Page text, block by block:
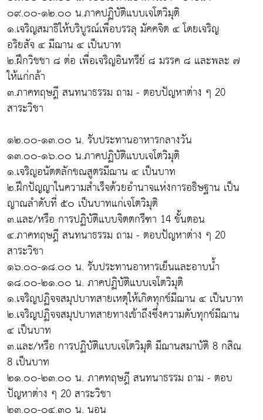
๐๙.๐๐-๑๒.๐๐ น.ภาคปฏิบัติแบบเจโตวิมุติ
๑.เจริญสมาธิให้บริบูรณ์เพื่อบรรลุ มัคคจิต ๔ โดยเจริญ
อริยสัจ ๔ มีฌาน ๔ เป็นบาท
๒.ฝึกวิชชา ๘ ต่อ เพื่อเจริญอินทรีย์ ๘ มรรค ๘ และพละ ๗
ให้แก่กล้า
๓.ภาคทฤษฎี สนทนาธรรม ถาม - ตอบปัญหาต่าง ๆ 20
สาระวิชา
๑๒.๐๐-๑๓.๐๐ น. รับประทานอาหารกลางวัน
๑๓.๐๐-๑๖.๐๐ น.ภาคปฏิบัติแบบเจโตวิมุติ
๑.เจริญอนัตตลักขณสูตรมีฌาน ๔ เป็นบาท
๒.ฝึกปัญญาในความสำเร็จด้วยอำนาจแห่งการอธิษฐาน เป็น
ญาณลำดับที่ ๕๐ เป็นบาทแก่เจโตวิมุติ
๓.และ/หรือ การปฏิบัติแบบจิตตกรีฑา 14 ขั้นตอน
๔.ภาคทฤษฎี สนทนาธรรม ถาม - ตอบปัญหาต่าง ๆ 20
สาระวิชา
๑๖.๐๐-๑๘.๐๐ น. รับประทานอาหารเย็นและอาบน้ำ
๑๘.๐๐-๒๑.๐๐ น. ภาคปฏิบัติแบบเจโตวิมุติ
๑.เจริญปฏิจจสมุปบาทสายเหตุให้เกิดทุกข์มีฌาน ๔ เป็นบาท
๒.เจริญปฏิจจสมุปบาทสายทางเข้าถึงซึ่งความดับทุกข์มีฌาน
๔ เป็นบาท
๓.และ/หรือ การปฏิบัติแบบเจโตวิมุติ มีฌานสมาบัติ 8 กสิณ
8 เป็นบาท
๒๑.๐๐-๒๓.๐๐ น. ภาคทฤษฎี สนทนาธรรม ถาม - ตอบ
ปัญหาต่าง ๆ 20 สาระวิชา
๒๓.๐๐-๐๔.๓๐ น. นอน